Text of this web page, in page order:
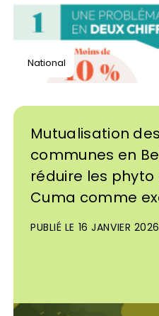
National
Mutualisation
communes en
réduire les
Cuma comme
PUBLIÉ LE 16 JANVIER 2026